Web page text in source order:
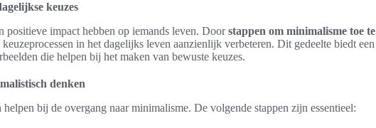
keuzes
positieve impact hebben op iemands leven. Doorstappen om minimalisme toe te
in het dagelijks leven aanzienlijk verbeteren. Dit gedeelte biedt een
die helpen bij het maken van bewuste keuzes.
denken
helpen bij de overgang naar minimalisme. De volgende stappen zijn essentieel: